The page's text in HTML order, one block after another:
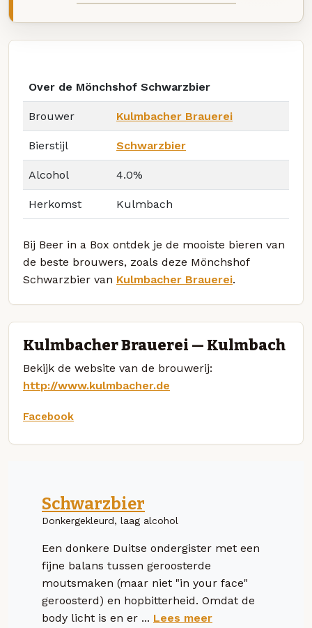
Over de Mönchshof Schwarzbier
Brouwer Kulmbacher Brauerei
Bierstijl Schwarzbier
Alcohol 4.0%
Herkomst Kulmbach
Bij Beer in a Box ontdek je de mooiste bieren van
de beste brouwers, zoals deze Mönchshof
Schwarzbier van Kulmbacher Brauerei.
Kulmbacher Brauerei — Kulmbach
Bekijk de website van de brouwerij:
http://www.kulmbacher.de
Facebook
Schwarzbier
Donkergekleurd, laag alcohol
Een donkere Duitse ondergister met een
fijne balans tussen geroosterde
moutsmaken (maar niet "in your face"
geroosterd) en hopbitterheid. Omdat de
body licht is en er ... Lees meer